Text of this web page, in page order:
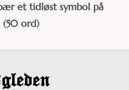
et tidløst symbol på
(50 ord)